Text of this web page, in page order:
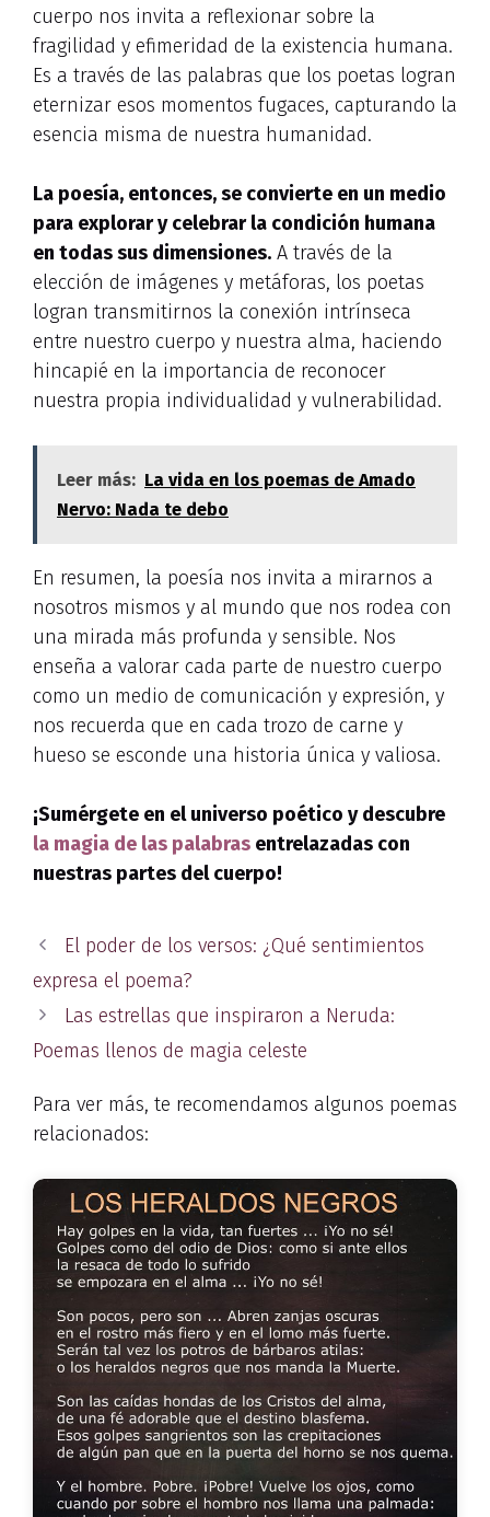
cuerpo nos invita a reflexionar sobre la
fragilidad y efimeridad de la existencia humana.
Es a través de las palabras que los poetas logran
eternizar esos momentos fugaces, capturando la
esencia misma de nuestra humanidad.
La poesía, entonces, se convierte en un medio
para explorar y celebrar la condición humana
en todas sus dimensiones. A través de la
elección de imágenes y metáforas, los poetas
logran transmitirnos la conexión intrínseca
entre nuestro cuerpo y nuestra alma, haciendo
hincapié en la importancia de reconocer
nuestra propia individualidad y vulnerabilidad.
Leer más: La vida en los poemas de Amado
Nervo: Nada te debo
En resumen, la poesía nos invita a mirarnos a
nosotros mismos y al mundo que nos rodea con
una mirada más profunda y sensible. Nos
enseña a valorar cada parte de nuestro cuerpo
como un medio de comunicación y expresión, y
nos recuerda que en cada trozo de carne y
hueso se esconde una historia única y valiosa.
¡Sumérgete en el universo poético y descubre
la magia de las palabras entrelazadas con
nuestras partes del cuerpo!
El poder de los versos: ¿Qué sentimientos
expresa el poema?
Las estrellas que inspiraron a Neruda:
Poemas llenos de magia celeste
Para ver más, te recomendamos algunos poemas
relacionados: